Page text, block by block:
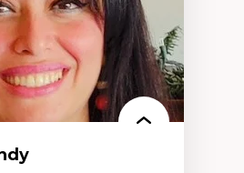
éducatives pour la formation